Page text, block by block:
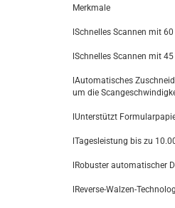
Merkmale
lSchnelles Scannen mit
lSchnelles Scannen mit
lAutomatisches
um die
lUnterstützt
lTagesleistung bis zu
lRobuster automatischer
lReverse-Walzen-